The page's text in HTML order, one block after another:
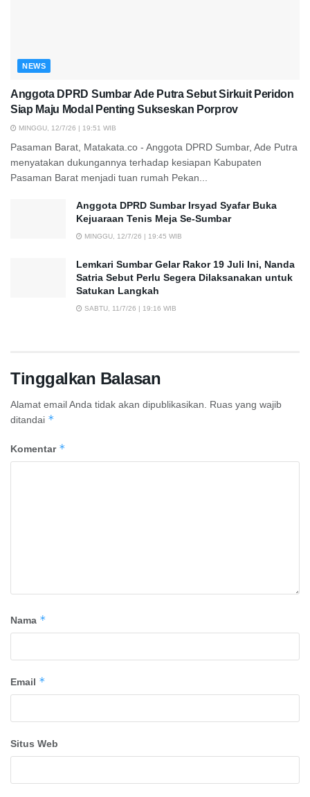
NEWS
Anggota DPRD Sumbar Ade Putra Sebut Sirkuit Peridon
Siap Maju Modal Penting Sukseskan Porprov
MINGGU, 12/7/26 | 19:51 WIB
Pasaman Barat, Matakata.co - Anggota DPRD Sumbar, Ade Putra
menyatakan dukungannya terhadap kesiapan Kabupaten
Pasaman Barat menjadi tuan rumah Pekan...
Anggota DPRD Sumbar Irsyad Syafar Buka
Kejuaraan Tenis Meja Se-Sumbar
MINGGU, 12/7/26 | 19:45 WIB
Lemkari Sumbar Gelar Rakor 19 Juli Ini, Nanda
Satria Sebut Perlu Segera Dilaksanakan untuk
Satukan Langkah
SABTU, 11/7/26 | 19:16 WIB
Tinggalkan Balasan
Alamat email Anda tidak akan dipublikasikan.
Ruas yang wajib
ditandai *
Komentar *
Nama *
Email *
Situs Web